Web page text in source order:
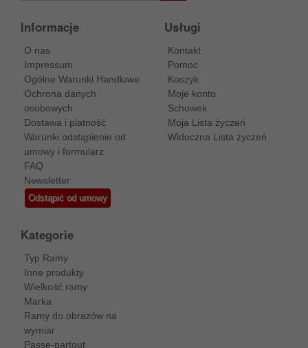
Informacje
O nas
Impressum
Ogólne Warunki Handlowe
Ochrona danych
osobowych
Dostawa i platność
Warunki odstąpienie od
umowy i formularz
FAQ
Newsletter
Odstąpić od umowy
Usługi
Kontakt
Pomoc
Koszyk
Moje konto
Schowek
Moja Lista życzeń
Widoczna Lista życzeń
Kategorie
Typ Ramy
Inne produkty
Wielkość ramy
Marka
Ramy do obrazów na
wymiar
Passe-partout